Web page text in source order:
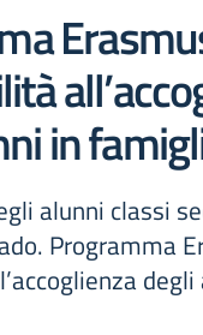
in
alunni classi
Programma